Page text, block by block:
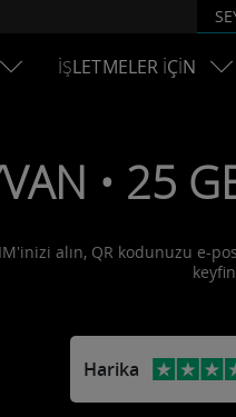
İŞLETMELER İÇİN
• 25
alın, QR kodunuzu
Harika